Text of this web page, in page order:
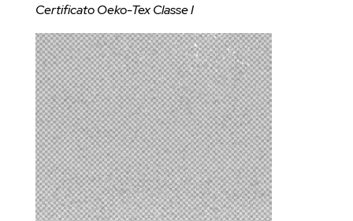
Certificato Oeko-Tex Classe I